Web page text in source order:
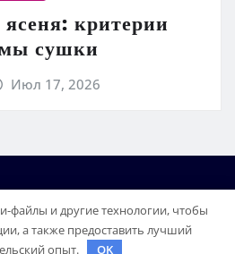
критерии
сушки
Июл 17, 2026
файлы и другие технологии, чтобы
а также предоставить лучший
опыт.
OK